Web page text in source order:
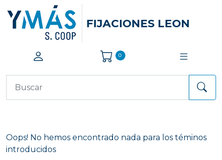
FIJACIONES LEON
0
Oops! No hemos encontrado nada para los téminos
introducidos